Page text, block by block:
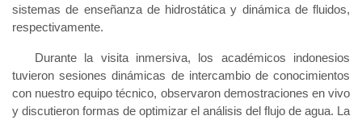
sistemas de enseñanza de hidrostática y dinámica de fluidos,
respectivamente.
Durante la visita inmersiva, los académicos indonesios
tuvieron sesiones dinámicas de intercambio de conocimientos
con nuestro equipo técnico, observaron demostraciones en vivo
y discutieron formas de optimizar el análisis del flujo de agua. La